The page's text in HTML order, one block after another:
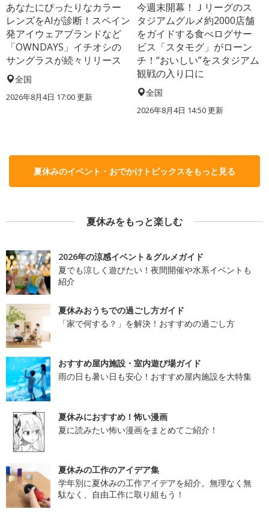
あなたにぴったりなカラー
レンズをAIが診断！スペイン
発アイウェアブランドなど
「OWNDAYS」イチオシの
サングラスが続々リリース
全国
2026年8月4日 17:00更新
今週末開幕！Ｊリーグのス
タジアムグルメ約2000店舗
をガイドする食べログサー
ビス「スタモグ」がローン
チ！“おいしい”をスタジアム
観戦の入り口に
全国
2026年8月4日 14:50更新
夏休みのイベント・おでかけトピックスをもっと見る
夏休みをもっと楽しむ
2026年の涼感イベント＆グルメガイド
夏でも涼しく遊びたい！夜間開催や水系イベントも
紹介
夏休みおうちでの過ごし方ガイド
「家で何する？」を解決！おすすめの過ごし方
おすすめ屋内施設・室内遊び場ガイド
雨の日も暑い日も安心！おすすめ屋内施設を大特集
夏休みにおすすめ！怖い漫画
夏に読みたい怖い漫画をまとめてご紹介！
夏休みの工作のアイデア集
学年別に夏休みの工作アイデアを紹介。無理なく無
駄なく、自由工作に取り組もう！